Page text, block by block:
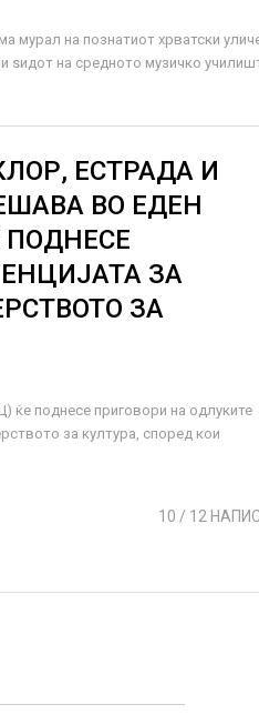
мурал на познатиот хрватски
ѕидот на средното музичко
ЕСТРАДА И
ВО ЕДЕН
ЗА
ЗА
ќе поднесе приговори на одлуките
за култура, според кои
10 / 12